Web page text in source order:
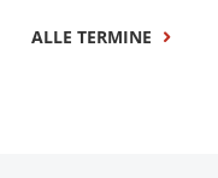
ALLE TERMINE